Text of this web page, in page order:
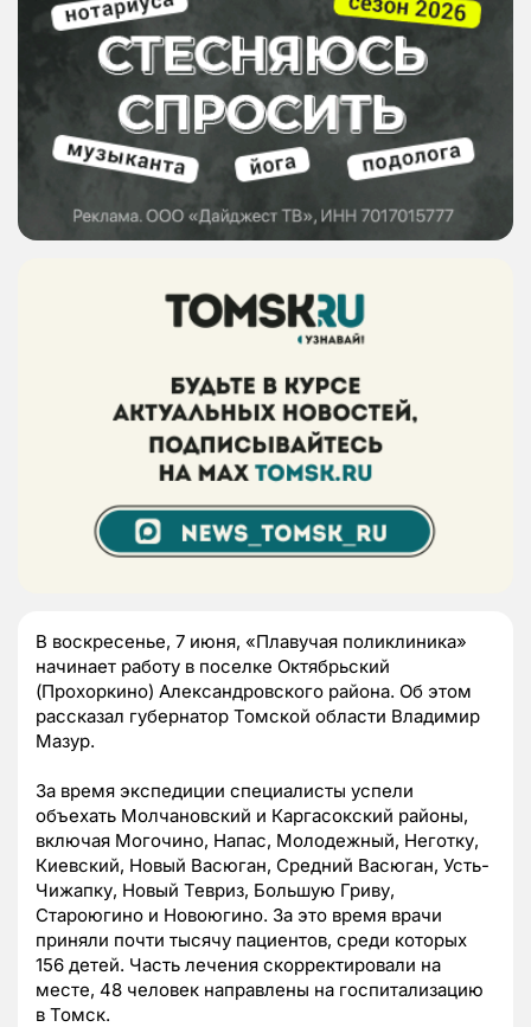
В воскресенье, 7 июня, «Плавучая поликлиника»
начинает работу в поселке Октябрьский
(Прохоркино) Александровского района. Об этом
рассказал губернатор Томской области Владимир
Мазур.
За время экспедиции специалисты успели
объехать Молчановский и Каргасокский районы,
включая Могочино, Напас, Молодежный, Неготку,
Киевский, Новый Васюган, Средний Васюган, Усть-
Чижапку, Новый Тевриз, Большую Гриву,
Староюгино и Новоюгино. За это время врачи
приняли почти тысячу пациентов, среди которых
156 детей. Часть лечения скорректировали на
месте, 48 человек направлены на госпитализацию
в Томск.